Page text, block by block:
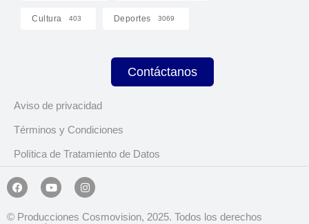
Cultura 403 Deportes 3069
Contáctanos
Aviso de privacidad
Términos y Condiciones
Política de Tratamiento de Datos
© Producciones Cosmovision, 2025. Todos los derechos